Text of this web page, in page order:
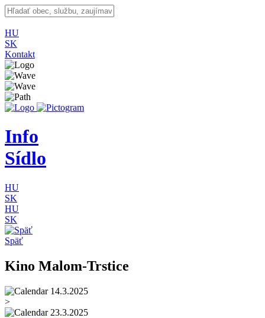
HU
SK
Kontakt
Info
Sídlo
HU
SK
HU
SK
Späť
Kino Malom-Trstice
14.3.2025
>
23.3.2025